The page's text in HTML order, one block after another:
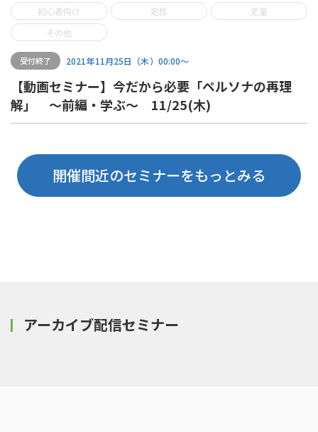
初心者向け 定性
定量
その他
受付終了 2021年11月25日（木）00:00〜
【動画セミナー】今だから必要「ペルソナの再理
解」 ～前編・学ぶ～ 11/25(木)
開催間近のセミナーをもっとみる
アーカイブ配信セミナー